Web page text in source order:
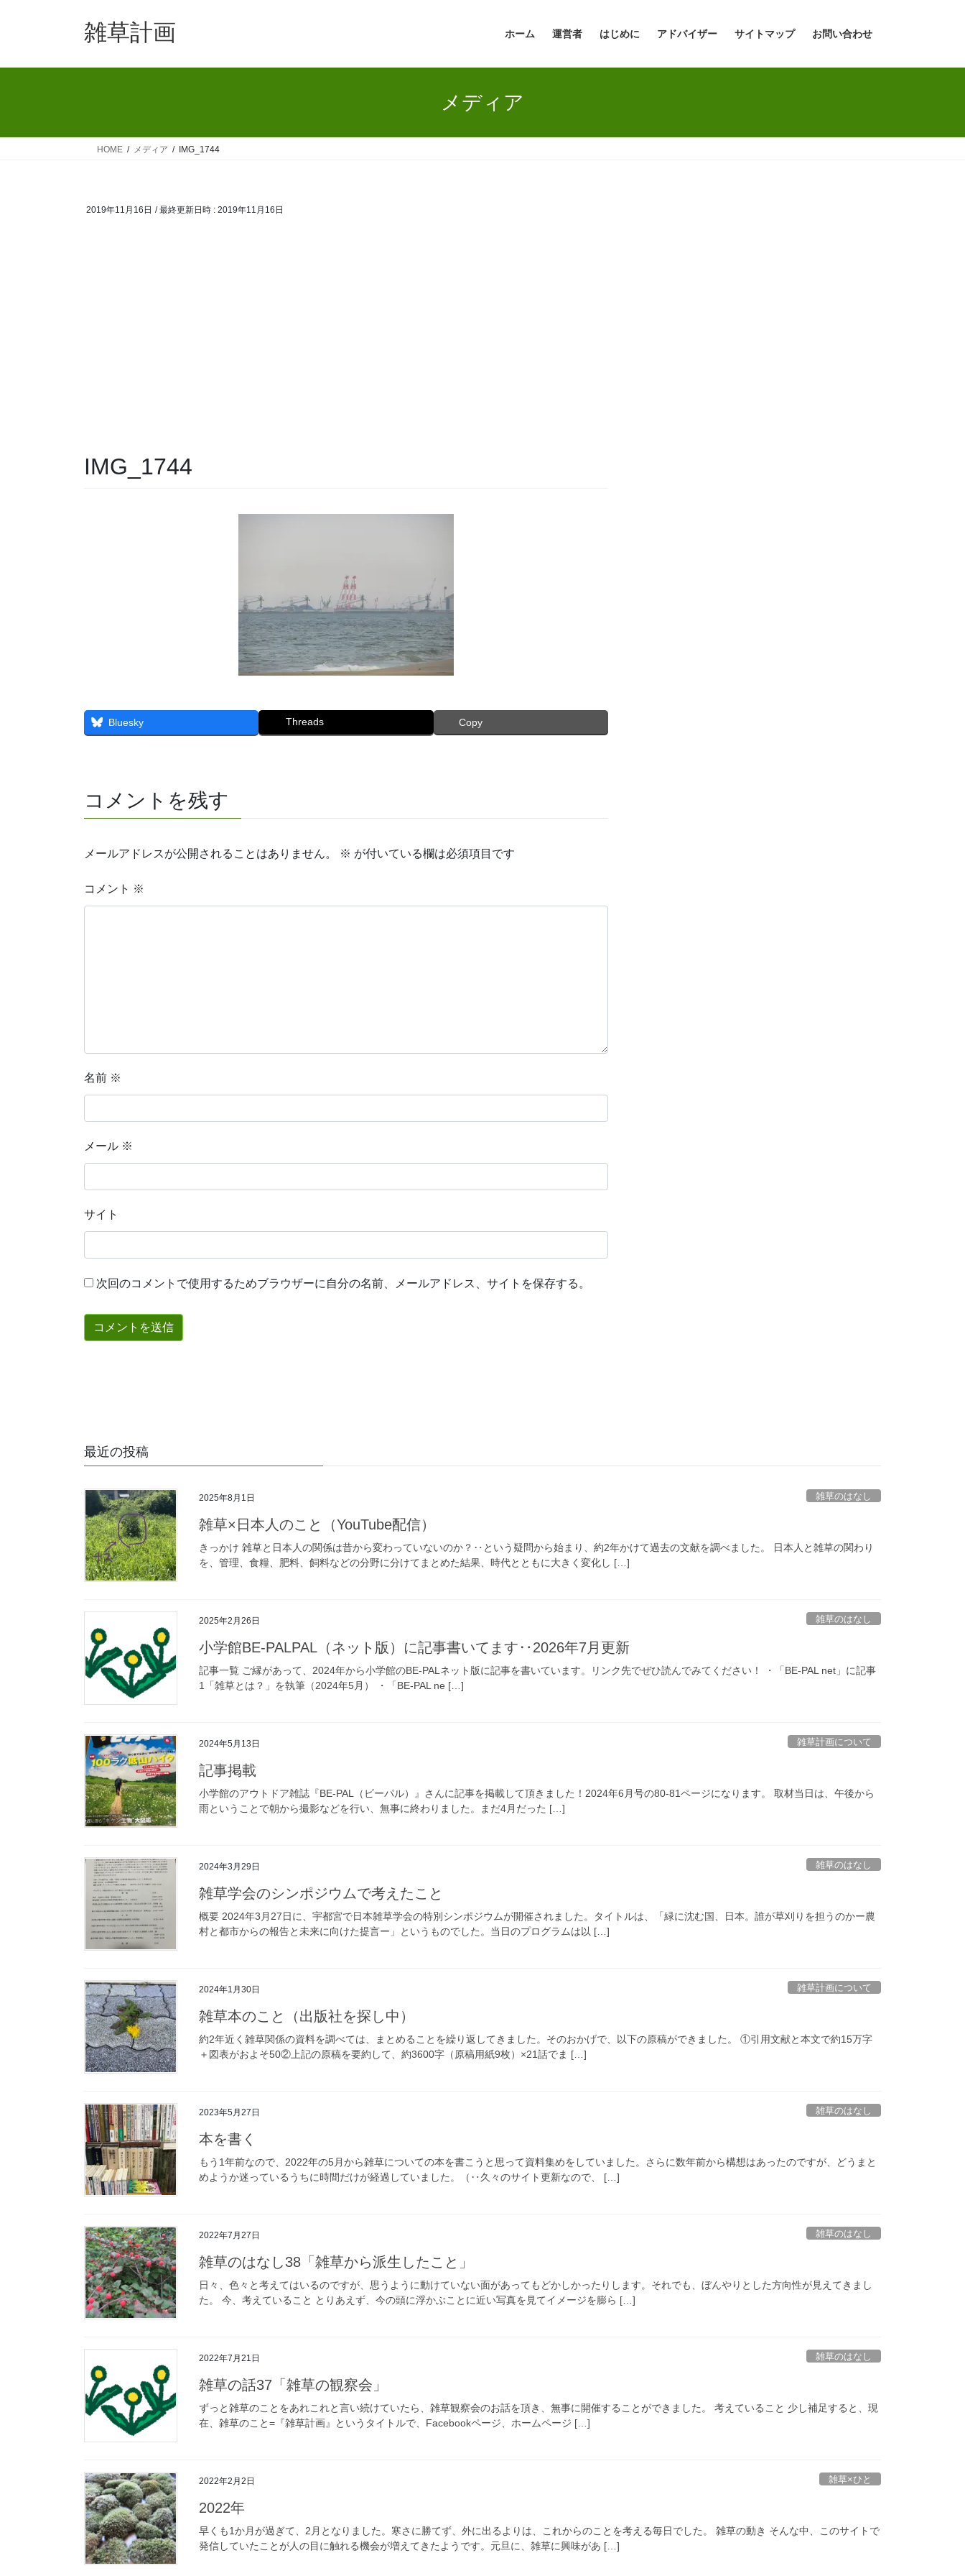
雑草計画 ホーム 運営者 はじめに アドバイザー サイトマップ お問い合わせ
メディア
HOME メディア IMG_1744
2019年11月16日 / 最終更新日時 : 2019年11月16日
IMG_1744
Bluesky Threads Copy
コメントを残す
メールアドレスが公開されることはありません。 ※ が付いている欄は必須項目です
コメント ※
名前 ※
メール ※
サイト
次回のコメントで使用するためブラウザーに自分の名前、メールアドレス、サイトを保存する。
最近の投稿
2025年8月1日 雑草のはなし
雑草×日本人のこと（YouTube配信）
きっかけ 雑草と日本人の関係は昔から変わっていないのか？‥という疑問から始まり、約2年かけて過去の文献を調べました。 日本人と雑草の関わり
を、管理、食糧、肥料、飼料などの分野に分けてまとめた結果、時代とともに大きく変化し […]
2025年2月26日 雑草のはなし
小学館BE-PALPAL（ネット版）に記事書いてます‥2026年7月更新
記事一覧 ご縁があって、2024年から小学館のBE-PALネット版に記事を書いています。リンク先でぜひ読んでみてください！ ・「BE-PAL net」に記事
1「雑草とは？」を執筆（2024年5月） ・「BE-PAL ne […]
2024年5月13日 雑草計画について
記事掲載
小学館のアウトドア雑誌『BE-PAL（ビーパル）』さんに記事を掲載して頂きました！2024年6月号の80-81ページになります。 取材当日は、午後から
雨ということで朝から撮影などを行い、無事に終わりました。まだ4月だった […]
2024年3月29日 雑草のはなし
雑草学会のシンポジウムで考えたこと
概要 2024年3⽉27⽇に、宇都宮で日本雑草学会の特別シンポジウムが開催されました。タイトルは、「緑に沈む国、日本。誰が草刈りを担うのかー農
村と都市からの報告と未来に向けた提言ー」というものでした。当日のプログラムは以 […]
2024年1月30日 雑草計画について
雑草本のこと（出版社を探し中）
約2年近く雑草関係の資料を調べては、まとめることを繰り返してきました。そのおかげで、以下の原稿ができました。 ①引用文献と本文で約15万字
＋図表がおよそ50②上記の原稿を要約して、約3600字（原稿用紙9枚）×21話でま […]
2023年5月27日 雑草のはなし
本を書く
もう1年前なので、2022年の5月から雑草についての本を書こうと思って資料集めをしていました。さらに数年前から構想はあったのですが、どうまと
めようか迷っているうちに時間だけが経過していました。（‥久々のサイト更新なので、 […]
2022年7月27日 雑草のはなし
雑草のはなし38「雑草から派生したこと」
日々、色々と考えてはいるのですが、思うように動けていない面があってもどかしかったりします。それでも、ぼんやりとした方向性が見えてきまし
た。 今、考えていること とりあえず、今の頭に浮かぶことに近い写真を見てイメージを膨ら […]
2022年7月21日 雑草のはなし
雑草の話37「雑草の観察会」
ずっと雑草のことをあれこれと言い続けていたら、雑草観察会のお話を頂き、無事に開催することができました。 考えていること 少し補足すると、現
在、雑草のこと=『雑草計画』というタイトルで、Facebookページ、ホームページ […]
2022年2月2日 雑草×ひと
2022年
早くも1か月が過ぎて、2月となりました。寒さに勝てず、外に出るよりは、これからのことを考える毎日でした。 雑草の動き そんな中、このサイトで
発信していたことが人の目に触れる機会が増えてきたようです。元旦に、雑草に興味があ […]